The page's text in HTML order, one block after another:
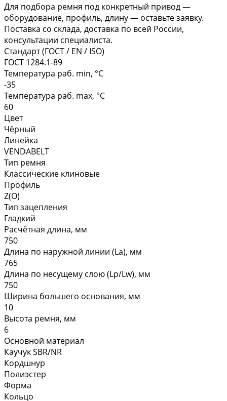
Для подбора ремня под конкретный привод —
оборудование, профиль, длину — оставьте заявку.
Поставка со склада, доставка по всей России,
консультации специалиста.
Стандарт (ГОСТ / EN / ISO)
ГОСТ 1284.1-89
Температура раб. min, °C
-35
Температура раб. max, °C
60
Цвет
Чёрный
Линейка
VENDABELT
Тип ремня
Классические клиновые
Профиль
Z(O)
Тип зацепления
Гладкий
Расчётная длина, мм
750
Длина по наружной линии (La), мм
765
Длина по несущему слою (Lp/Lw), мм
750
Ширина большего основания, мм
10
Высота ремня, мм
6
Основной материал
Каучук SBR/NR
Кордшнур
Полиэстер
Форма
Кольцо